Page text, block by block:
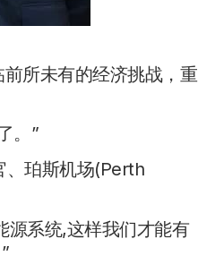
所未有的经济挑战，重
。”
、珀斯机场(Perth
源系统,这样我们才能有